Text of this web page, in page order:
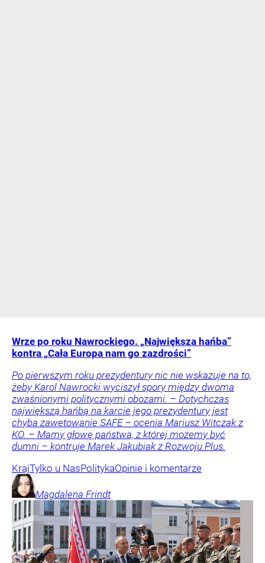
Wrze po roku Nawrockiego. „Największa hańba”
kontra „Cała Europa nam go zazdrości”
Po pierwszym roku prezydentury nic nie wskazuje na to,
żeby Karol Nawrocki wyciszył spory między dwoma
zwaśnionymi politycznymi obozami. – Dotychczas
największą hańbą na karcie jego prezydentury jest
chyba zawetowanie SAFE – ocenia Mariusz Witczak z
KO. – Mamy głowę państwa, z której możemy być
dumni – kontruje Marek Jakubiak z Rozwoju Plus.
KrajTylko u NasPolitykaOpinie i komentarze
Magdalena Frindt